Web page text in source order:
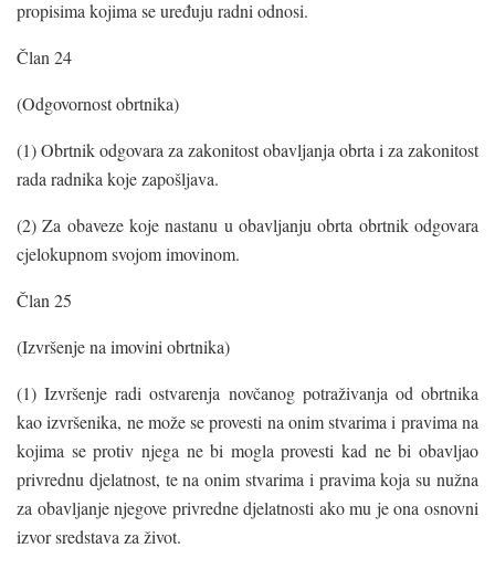
propisima kojima se uređuju radni odnosi.
Član 24
(Odgovornost obrtnika)
(1) Obrtnik odgovara za zakonitost obavljanja obrta i za zakonitost
rada radnika koje zapošljava.
(2) Za obaveze koje nastanu u obavljanju obrta obrtnik odgovara
cjelokupnom svojom imovinom.
Član 25
(Izvršenje na imovini obrtnika)
(1) Izvršenje radi ostvarenja novčanog potraživanja od obrtnika
kao izvršenika, ne može se provesti na onim stvarima i pravima na
kojima se protiv njega ne bi mogla provesti kad ne bi obavljao
privrednu djelatnost, te na onim stvarima i pravima koja su nužna
za obavljanje njegove privredne djelatnosti ako mu je ona osnovni
izvor sredstava za život.